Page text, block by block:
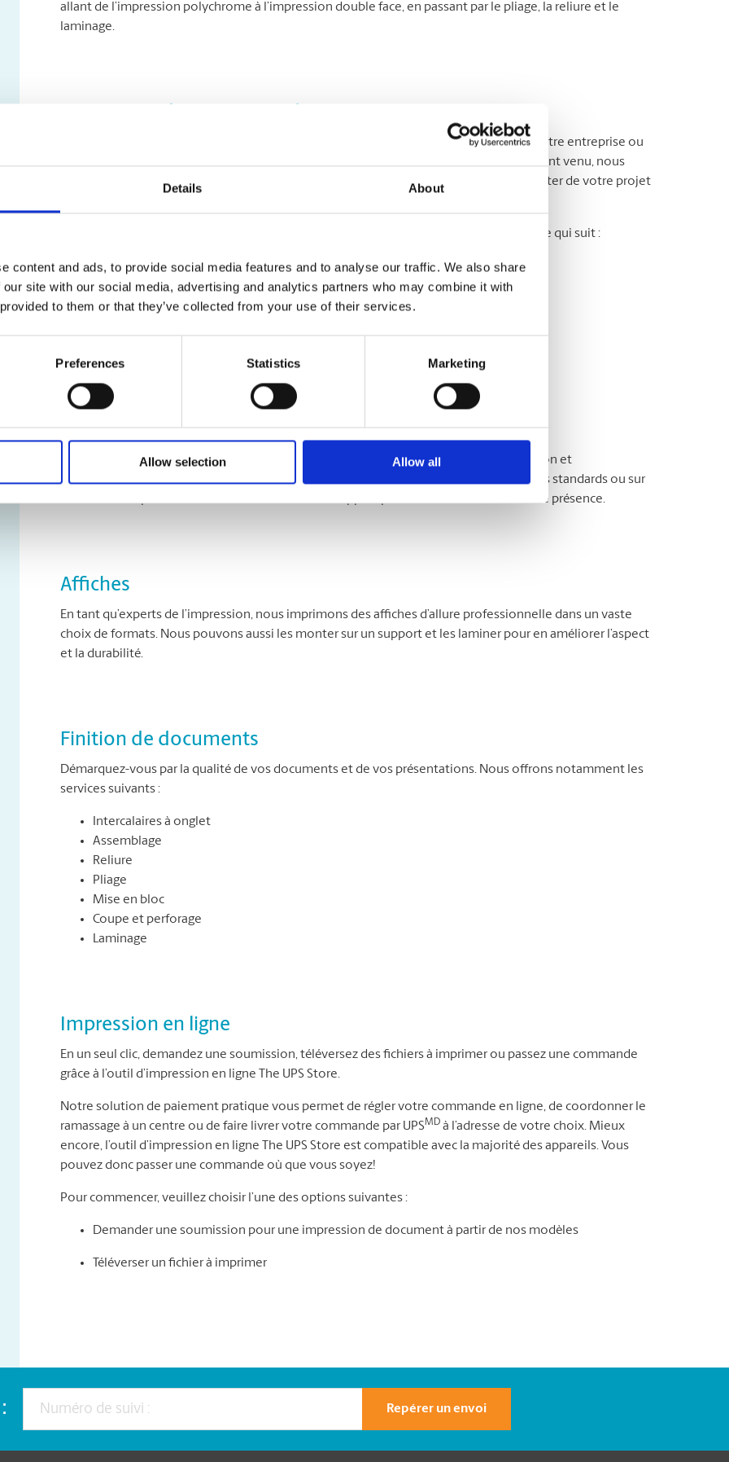
Details About
content and ads, to provide social media features and to analyse our traffic. We also share
site with our social media, advertising and analytics partners who may combine it with
to them or that they’ve collected from your use of their services.
Preferences Statistics Marketing
Allow selection Allow all
allant de l’impression polychrome à l’impression double face, en passant par le pliage, la reliure et le
laminage.
Les cartes postales et les cartons d’invitation sont un excellent choix pour annoncer votre entreprise ou
un événement. Laissez-nous le soin de les créer et de les imprimer pour vous. Le moment venu, nous
pouvons même vous aider à les distribuer ! Passez nous voir dès aujourd’hui pour discuter de votre projet
Nos services d’impression de cartes postales et de cartons d’invitation comprennent ce qui suit :
Impression polychrome
Impression double face
Variété de formats
Banderoles
Des salons commerciaux aux inaugurations officielles, les banderoles attirent l’attention et
communiquent votre message avec force. Nous offrons des banderoles de dimensions standards ou sur
mesure. Nous pouvons même les monter sur un support pour afficher clairement votre présence.
Affiches
En tant qu’experts de l’impression, nous imprimons des affiches d’allure professionnelle dans un vaste
choix de formats. Nous pouvons aussi les monter sur un support et les laminer pour en améliorer l’aspect
et la durabilité.
Finition de documents
Démarquez-vous par la qualité de vos documents et de vos présentations. Nous offrons notamment les
services suivants :
Intercalaires à onglet
Assemblage
Reliure
Pliage
Mise en bloc
Coupe et perforage
Laminage
Impression en ligne
En un seul clic, demandez une soumission, téléversez des fichiers à imprimer ou passez une commande
grâce à l’outil d’impression en ligne The UPS Store.
Notre solution de paiement pratique vous permet de régler votre commande en ligne, de coordonner le
ramassage à un centre ou de faire livrer votre commande par UPSMD à l’adresse de votre choix. Mieux
encore, l’outil d’impression en ligne The UPS Store est compatible avec la majorité des appareils. Vous
pouvez donc passer une commande où que vous soyez!
Pour commencer, veuillez choisir l’une des options suivantes :
Demander une soumission pour une impression de document à partir de nos modèles
Téléverser un fichier à imprimer
Repérer un envoi